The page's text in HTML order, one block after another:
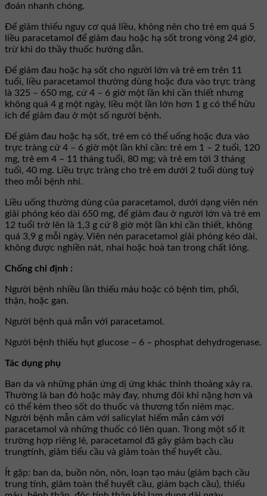
đoán nhanh chóng.
Để giảm thiểu nguy cơ quá liều, không nên cho trẻ em quá 5
liều paracetamol để giảm đau hoặc hạ sốt trong vòng 24 giờ,
trừ khi do thầy thuốc hướng dẫn.
Để giảm đau hoặc hạ sốt cho người lớn và trẻ em trên 11
tuổi, liều paracetamol thường dùng hoặc đưa vào trực tràng
là 325 – 650 mg, cứ 4 – 6 giờ một lần khi cần thiết nhưng
không quá 4 g một ngày, liều một lần lớn hơn 1 g có thể hữu
ích để giảm đau ở một số người bệnh.
Để giảm đau hoặc hạ sốt, trẻ em có thể uống hoặc đưa vào
trực tràng cứ 4 – 6 giờ một lần khi cần: trẻ em 1 – 2 tuổi, 120
mg, trẻ em 4 – 11 tháng tuổi, 80 mg; và trẻ em tới 3 tháng
tuổi, 40 mg. Liều trực tràng cho trẻ em dưới 2 tuổi dùng tuỳ
theo mỗi bệnh nhi.
Liều uống thường dùng của paracetamol, dưới dạng viên nén
giải phóng kéo dài 650 mg, để giảm đau ở người lớn và trẻ em
12 tuổi trở lên là 1,3 g cứ 8 giờ một lần khi cần thiết, không
quá 3,9 g mỗi ngày. Viên nén paracetamol giải phóng kéo dài,
không được nghiền nát, nhai hoặc hoà tan trong chất lỏng.
Chống chỉ định :
Người bệnh nhiều lần thiếu máu hoặc có bệnh tim, phổi,
thận, hoặc gan.
Người bệnh quá mẫn với paracetamol.
Người bệnh thiếu hụt glucose – 6 – phosphat dehydrogenase.
Tác dụng phụ
Ban da và những phản ứng dị ứng khác thỉnh thoảng xảy ra.
Thường là ban đỏ hoặc mày đay, nhưng đôi khi nặng hơn và
có thể kèm theo sốt do thuốc và thương tổn niêm mạc.
Người bệnh mẫn cảm với salicylat hiếm mẫn cảm với
paracetamol và những thuốc có liên quan. Trong một số ít
trường hợp riêng lẻ, paracetamol đã gây giảm bạch cầu
trungtính, giảm tiểu cầu và giảm toàn thể huyết cầu.
Ít gặp: ban da, buồn nôn, nôn, loạn tạo máu (giảm bạch cầu
trung tính, giảm toàn thể huyết cầu, giảm bạch cầu), thiếu